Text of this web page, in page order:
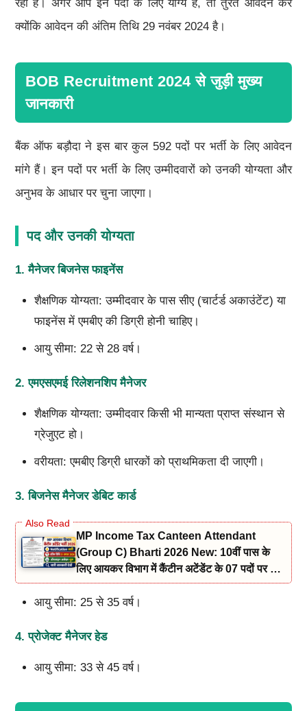
रही है। अगर आप इन पदों के लिए योग्य हैं, तो तुरंत आवेदन करें
क्योंकि आवेदन की अंतिम तिथि 29 नवंबर 2024 है।
BOB Recruitment 2024 से जुड़ी मुख्य
जानकारी
बैंक ऑफ बड़ौदा ने इस बार कुल 592 पदों पर भर्ती के लिए आवेदन
मांगे हैं। इन पदों पर भर्ती के लिए उम्मीदवारों को उनकी योग्यता और
अनुभव के आधार पर चुना जाएगा।
पद और उनकी योग्यता
1.मैनेजर बिजनेस फाइनेंस
शैक्षणिक योग्यता: उम्मीदवार के पास सीए (चार्टर्ड अकाउंटेंट) या
फाइनेंस में एमबीए की डिग्री होनी चाहिए।
आयु सीमा: 22 से 28 वर्ष।
2.एमएसएमई रिलेशनशिप मैनेजर
शैक्षणिक योग्यता: उम्मीदवार किसी भी मान्यता प्राप्त संस्थान से
ग्रेजुएट हो।
वरीयता: एमबीए डिग्री धारकों को प्राथमिकता दी जाएगी।
3.बिजनेस मैनेजर डेबिट कार्ड
MP Income Tax Canteen Attendant
(Group C) Bharti 2026 New: 10वीं पास के
लिए आयकर विभाग में कैंटीन अटेंडेंट के 07 पदों पर भर्ती
नोटिफिकेशन और आवेदन जारी
आयु सीमा: 25 से 35 वर्ष।
4.प्रोजेक्ट मैनेजर हेड
आयु सीमा: 33 से 45 वर्ष।